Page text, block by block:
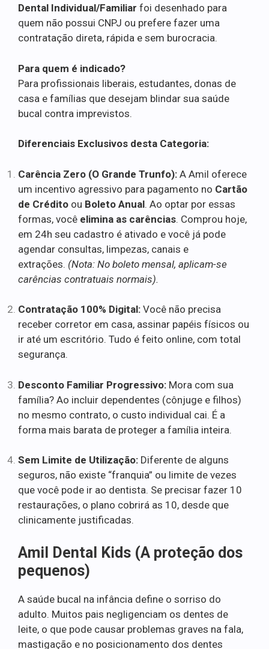
Dental Individual/Familiar foi desenhado para
quem não possui CNPJ ou prefere fazer uma
contratação direta, rápida e sem burocracia.
Para quem é indicado?
Para profissionais liberais, estudantes, donas de
casa e famílias que desejam blindar sua saúde
bucal contra imprevistos.
Diferenciais Exclusivos desta Categoria:
Carência Zero (O Grande Trunfo): A Amil oferece
um incentivo agressivo para pagamento no Cartão
de Crédito ou Boleto Anual. Ao optar por essas
formas, você elimina as carências. Comprou hoje,
em 24h seu cadastro é ativado e você já pode
agendar consultas, limpezas, canais e
extrações. (Nota: No boleto mensal, aplicam-se
carências contratuais normais).
Contratação 100% Digital: Você não precisa
receber corretor em casa, assinar papéis físicos ou
ir até um escritório. Tudo é feito online, com total
segurança.
Desconto Familiar Progressivo: Mora com sua
família? Ao incluir dependentes (cônjuge e filhos)
no mesmo contrato, o custo individual cai. É a
forma mais barata de proteger a família inteira.
Sem Limite de Utilização: Diferente de alguns
seguros, não existe “franquia” ou limite de vezes
que você pode ir ao dentista. Se precisar fazer 10
restaurações, o plano cobrirá as 10, desde que
clinicamente justificadas.
Amil Dental Kids (A proteção dos
pequenos)
A saúde bucal na infância define o sorriso do
adulto. Muitos pais negligenciam os dentes de
leite, o que pode causar problemas graves na fala,
mastigação e no posicionamento dos dentes